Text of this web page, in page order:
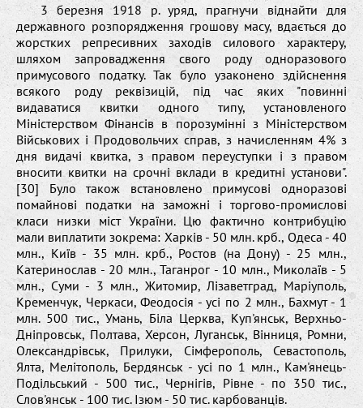
3 березня 1918 р. уряд, прагнучи віднайти для
державного розпорядження грошову масу, вдається до
жорстких репресивних заходів силового характеру,
шляхом запровадження свого роду одноразового
примусового податку. Так було узаконено здійснення
всякого роду реквізицій, під час яких "повинні
видаватися квитки одного типу, установленого
Міністерством Фінансів в порозумінні з Міністерством
Військових і Продовольчих справ, з начисленням 4% з
дня видачі квитка, з правом переуступки і з правом
вносити квитки на срочні вклади в кредитні установи".
[30] Було також встановлено примусові одноразові
помайнові податки на заможні і торгово-промислові
класи низки міст України. Цю фактично контрибуцію
мали виплатити зокрема: Харків - 50 млн. крб., Одеса - 40
млн., Київ - 35 млн. крб., Ростов (на Дону) - 25 млн.,
Катеринослав - 20 млн., Таганрог - 10 млн., Миколаїв - 5
млн., Суми - 3 млн., Житомир, Лізаветград, Маріуполь,
Кременчук, Черкаси, Феодосія - усі по 2 млн., Бахмут - 1
млн. 500 тис., Умань, Біла Церква, Куп'янськ, Верхньо-
Дніпровськ, Полтава, Херсон, Луганськ, Вінниця, Ромни,
Олександрівськ, Прилуки, Сімферополь, Севастополь,
Ялта, Мелітополь, Бердянськ - усі по 1 млн., Кам'янець-
Подільський - 500 тис., Чернігів, Рівне - по 350 тис.,
Слов'янськ - 100 тис. Ізюм - 50 тис. карбованців.